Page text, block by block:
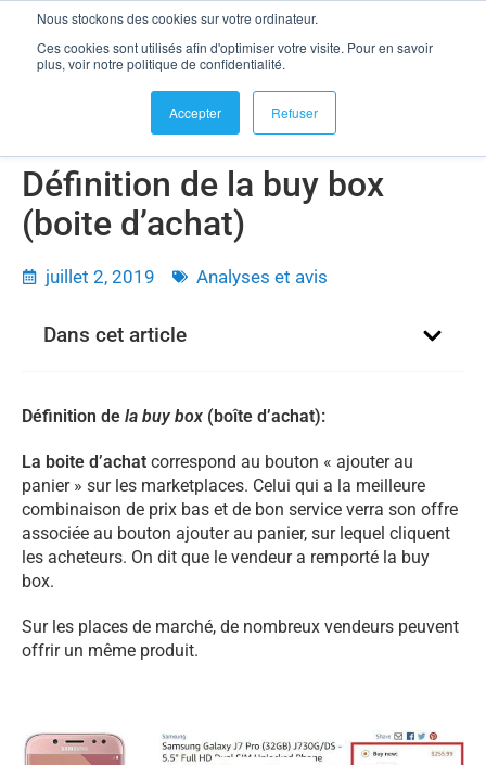
Nous stockons des cookies sur votre ordinateur.
Ces cookies sont utilisés afin d'optimiser votre visite. Pour en savoir
plus, voir notre politique de confidentialité.
Accepter Refuser
se connecter
Définition de la buy box (boite d’achat)
Définition de la buy box
(boite d’achat)
juillet 2, 2019 Analyses et avis
Dans cet article
Définition de la buy box (boîte d’achat):
La boite d’achat correspond au bouton « ajouter au
panier » sur les marketplaces. Celui qui a la meilleure
combinaison de prix bas et de bon service verra son offre
associée au bouton ajouter au panier, sur lequel cliquent
les acheteurs. On dit que le vendeur a remporté la buy
box.
Sur les places de marché, de nombreux vendeurs peuvent
offrir un même produit.